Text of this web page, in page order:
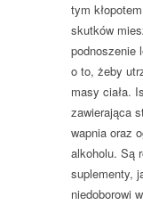
tym
skutków
podnoszenie
o to, żeby
masy ciała.
zawierająca
wapnia oraz
alkoholu. Są
suplementy,
niedoborowi